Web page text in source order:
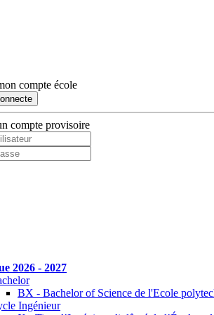
compte école
compte provisoire
2026 - 2027
BX - Bachelor of Science de l'Ecole
Ingénieur